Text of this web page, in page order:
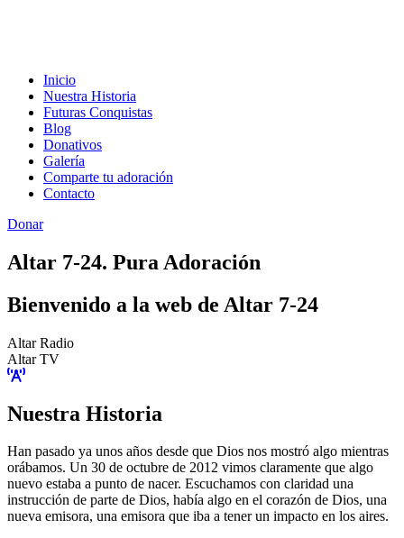
Inicio
Nuestra Historia
Futuras Conquistas
Blog
Donativos
Galería
Comparte tu adoración
Contacto
Donar
Altar 7-24. Pura Adoración
Bienvenido a la web de Altar 7-24
Altar Radio
Altar TV
Nuestra Historia
Han pasado ya unos años desde que Dios nos mostró algo mientras
orábamos. Un 30 de octubre de 2012 vimos claramente que algo
nuevo estaba a punto de nacer. Escuchamos con claridad una
instrucción de parte de Dios, había algo en el corazón de Dios, una
nueva emisora, una emisora que iba a tener un impacto en los aires.